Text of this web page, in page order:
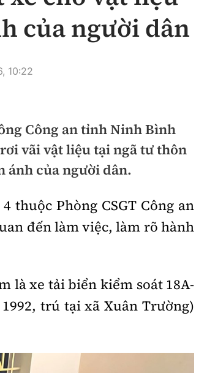
không
sắt
hải
sắt đô thị
thầu
thầu - Đấu thầu
viết về Ngành
Chứng khoán
Bảo hiểm
đá
của người dân
10:22
Công an tỉnh Ninh Bình
vãi vật liệu tại ngã tư thôn
ánh của người dân.
thuộc Phòng CSGT Công an
đến làm việc, làm rõ hành
là xe tải biển kiểm soát 18A-
trú tại xã Xuân Trường)